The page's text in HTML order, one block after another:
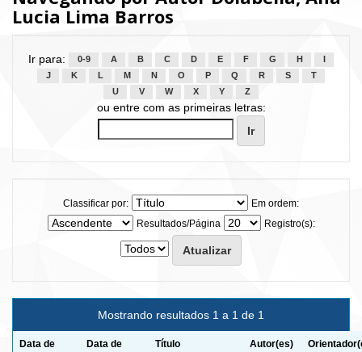
Lucia Lima Barros
Ir para: 0-9 A B C D E F G H
J
K L M N O P Q R S
T
U
V W X Y Z
ou entre com as primeiras letras:
Classificar por:
Em ordem:
Resultados/Página
Registro(s):
Mostrando resultados 1 a 1 de 1
Data de
Data de
Título Autor(es)